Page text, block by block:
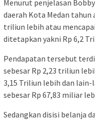
Menurut penjelasan
daerah Kota Medan tahun
triliun lebih atau
ditetapkan yakni Rp 6,2
Pendapatan tersebut
sebesar Rp 2,23 triliun
3,15 Triliun lebih dan lain-
sebesar Rp 67,83 miliar
Sedangkan disisi belanja